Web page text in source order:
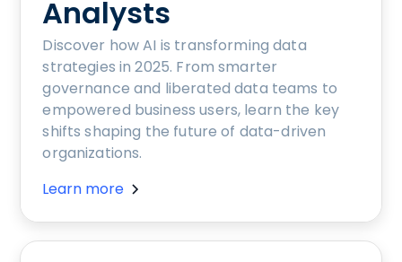
Analysts
Discover how AI is transforming data
strategies in 2025. From smarter
governance and liberated data teams to
empowered business users, learn the key
shifts shaping the future of data-driven
organizations.
Learn more